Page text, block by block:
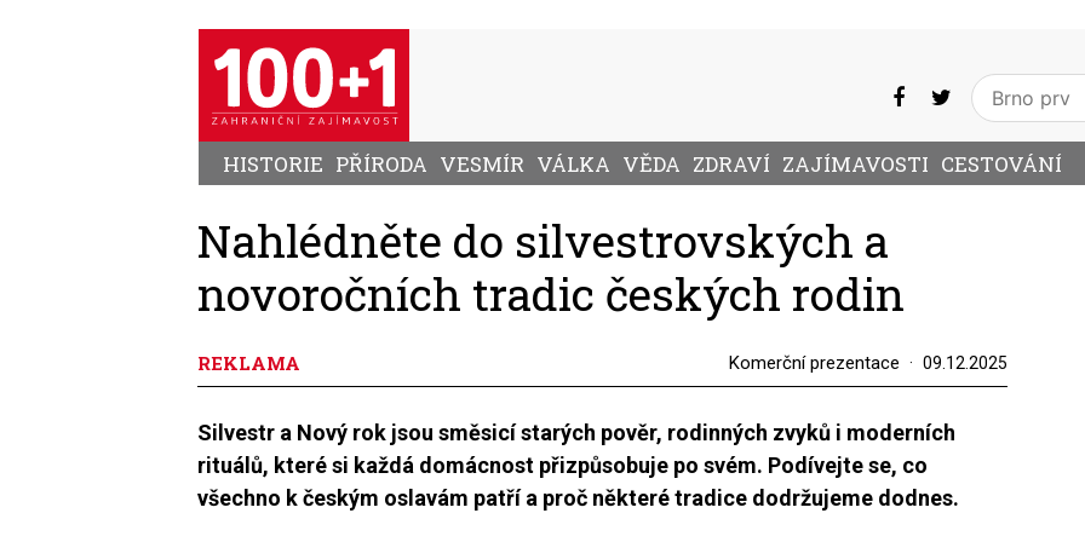
HISTORIE PŘÍRODA VESMÍR VÁLKA VĚDA ZDRAVÍ ZAJÍMAVOSTI CESTOVÁNÍ
Nahlédněte do silvestrovských a
novoročních tradic českých rodin
REKLAMA Komerční prezentace 09.12.2025
Silvestr a Nový rok jsou směsicí starých pověr, rodinných zvyků i moderních
rituálů, které si každá domácnost přizpůsobuje po svém. Podívejte se, co
všechno k českým oslavám patří a proč některé tradice dodržujeme dodnes.